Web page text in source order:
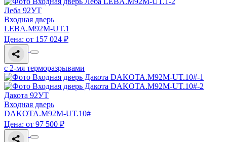
Леба 92УТ
Входная дверь
LEBA.M92M-UT.1
Цена: от 157 024 ₽
с 2-мя терморазрывами
Дакота 92УТ
Входная дверь
DAKOTA.M92M-UT.10#
Цена: от 97 500 ₽